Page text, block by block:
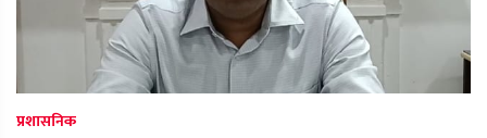
प्रशासनिक